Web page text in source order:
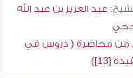
عبد العزيز بن عبد الله
من محاضرة ( دروس في
[13])